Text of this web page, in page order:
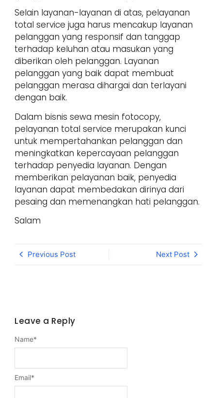
Selain layanan-layanan di atas, pelayanan
total service juga harus mencakup layanan
pelanggan yang responsif dan tanggap
terhadap keluhan atau masukan yang
diberikan oleh pelanggan. Layanan
pelanggan yang baik dapat membuat
pelanggan merasa dihargai dan terlayani
dengan baik.
Dalam bisnis sewa mesin fotocopy,
pelayanan total service merupakan kunci
untuk mempertahankan pelanggan dan
meningkatkan kepercayaan pelanggan
terhadap penyedia layanan. Dengan
memberikan pelayanan baik, penyedia
layanan dapat membedakan dirinya dari
pesaing dan memenangkan hati pelanggan.
Salam
Previous Post Next Post
Leave a Reply
Name*
Email*